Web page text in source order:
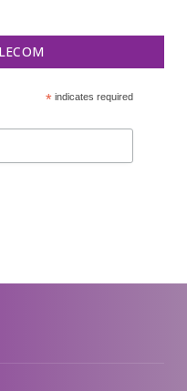
*indicates required